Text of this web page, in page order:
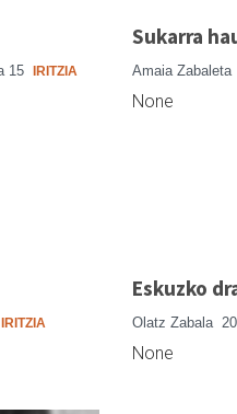
15 IRITZIA
Sukarra
Amaia Zabaleta
None
IRITZIA
Eskuzko
Olatz Zabala
None